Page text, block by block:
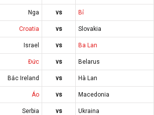
Nga vs
Bỉ
Croatia vs
Slovakia
Israel vs
Ba Lan
Đức vs
Belarus
Bắc Ireland vs
Hà Lan
Áo vs
Macedonia
Serbia vs
Ukraina